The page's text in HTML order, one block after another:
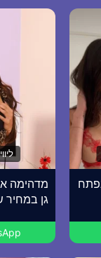
מדהימה
גן במחיר